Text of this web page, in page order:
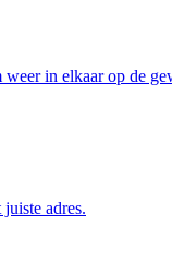
in elkaar op de
adres.